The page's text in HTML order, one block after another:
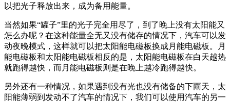
以把光子释放出来，成为备用能量。
当然如果“罐子”里的光子完全用尽了，到了晚上没有太阳能又
怎么办呢？在这种能量全无又没有储存的情况下，汽车可以发
动夜晚模式，这样就可以把太阳能电磁板换成月能电磁板。月
能电磁板和太阳能电磁板相反的是，太阳能电磁板在白天越热
就跑得越快，而月能电磁板则是在晚上越冷跑得越快。
另外还有一种情况，如果遇到没有光也没有储备的下雨天，太
阳能薄弱到发动不了汽车的情况下，我们可以使用汽车的另一